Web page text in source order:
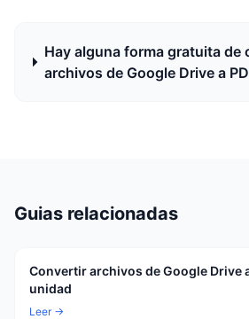
Hay alguna forma gratuita de
archivos de Google Drive a
Guias relacionadas
Convertir archivos de Google Drive
unidad
Leer →